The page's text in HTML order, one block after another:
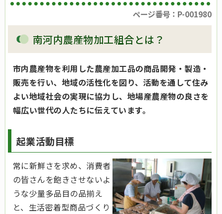
ページ番号：P-001980
南河内農産物加工組合とは？
市内農産物を利用した農産加工品の商品開発・製造・
販売を行い、地域の活性化を図り、活動を通して住み
よい地域社会の実現に協力し、地場産農産物の良さを
幅広い世代の人たちに伝えています。
起業活動目標
常に新鮮さを求め、消費者
の皆さんを飽きさせないよ
うな少量多品目の品揃え
と、生活密着型商品づくり